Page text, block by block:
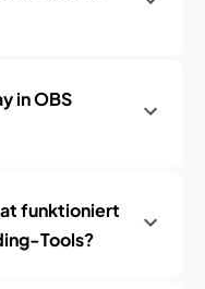
in OBS
funktioniert
Tools?